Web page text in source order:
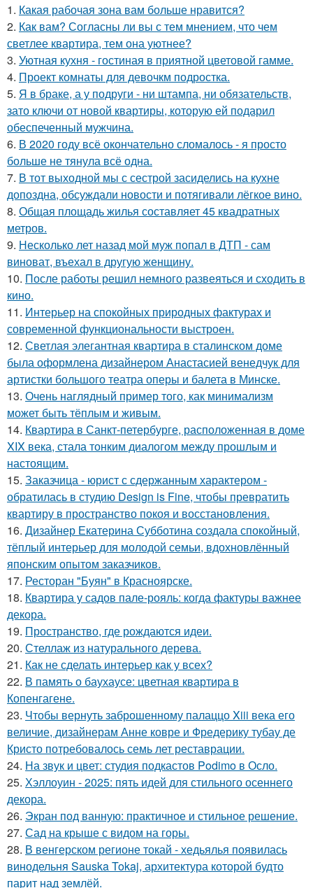
1. Какая рабочая зона вам больше нравится?
2. Как вам? Согласны ли вы с тем мнением, что чем
светлее квартира, тем она уютнее?
3. Уютная кухня - гостиная в приятной цветовой гамме.
4. Проект комнаты для девочкм подростка.
5. Я в браке, а у подруги - ни штампа, ни обязательств,
зато ключи от новой квартиры, которую ей подарил
обеспеченный мужчина.
6. В 2020 году всё окончательно сломалось - я просто
больше не тянула всё одна.
7. В тот выходной мы с сестрой засиделись на кухне
допоздна, обсуждали новости и потягивали лёгкое вино.
8. Общая площадь жилья составляет 45 квадратных
метров.
9. Несколько лет назад мой муж попал в ДТП - сам
виноват, въехал в другую женщину.
10. После работы решил немного развеяться и сходить в
кино.
11. Интерьер на спокойных природных фактурах и
современной функциональности выстроен.
12. Светлая элегантная квартира в сталинском доме
была оформлена дизайнером Анастасией венедчук для
артистки большого театра оперы и балета в Минске.
13. Очень наглядный пример того, как минимализм
может быть тёплым и живым.
14. Квартира в Санкт-петербурге, расположенная в доме
XIX века, стала тонким диалогом между прошлым и
настоящим.
15. Заказчица - юрист с сдержанным характером -
обратилась в студию Design is Fine, чтобы превратить
квартиру в пространство покоя и восстановления.
16. Дизайнер Екатерина Субботина создала спокойный,
тёплый интерьер для молодой семьи, вдохновлённый
японским опытом заказчиков.
17. Ресторан "Буян" в Красноярске.
18. Квартира у садов пале-рояль: когда фактуры важнее
декора.
19. Пространство, где рождаются идеи.
20. Стеллаж из натурального дерева.
21. Как не сделать интерьер как у всех?
22. В память о баухаусе: цветная квартира в
Копенгагене.
23. Чтобы вернуть заброшенному палаццо Xiii века его
величие, дизайнерам Анне ковре и Фредерику тубау де
Кристо потребовалось семь лет реставрации.
24. На звук и цвет: студия подкастов Podimo в Осло.
25. Хэллоуин - 2025: пять идей для стильного осеннего
декора.
26. Экран под ванную: практичное и стильное решение.
27. Сад на крыше с видом на горы.
28. В венгерском регионе токай - хедьялья появилась
винодельня Sauska Tokaj, архитектура которой будто
парит над землёй.